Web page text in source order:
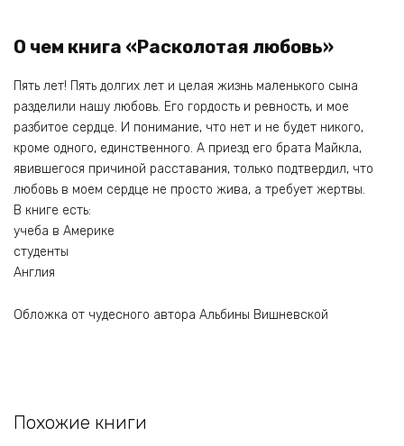
О чем книга «Расколотая любовь»
Пять лет! Пять долгих лет и целая жизнь маленького сына
разделили нашу любовь. Его гордость и ревность, и мое
разбитое сердце. И понимание, что нет и не будет никого,
кроме одного, единственного. А приезд его брата Майкла,
явившегося причиной расставания, только подтвердил, что
любовь в моем сердце не просто жива, а требует жертвы.
В книге есть:
учеба в Америке
студенты
Англия
Обложка от чудесного автора Альбины Вишневской
Похожие книги